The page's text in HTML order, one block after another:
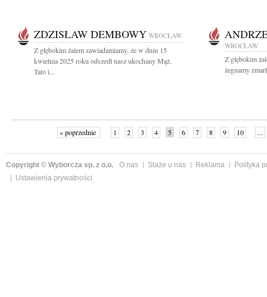
ZDZISŁAW DEMBOWY WROCŁAW
Z głębokim żalem zawiadamiamy, że w dniu 15
kwietnia 2025 roku odszedł nasz ukochany Mąż,
Tato i...
WROCŁAW
Z głębokim
żegnamy
« poprzednie 1 2 3 4 5 6 7 8 9 10 ...
Copyright © Wyborcza sp. z o.o. O nas Staże u nas Reklama
Polityka
Ustawienia prywatności